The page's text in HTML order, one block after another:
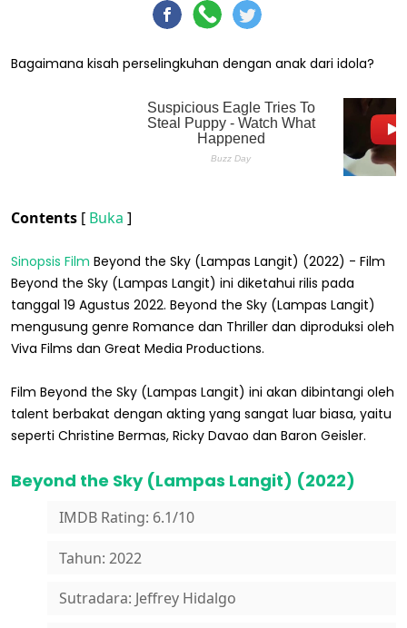
Bagaimana kisah perselingkuhan dengan anak dari idola?
Contents [ Buka ]
Sinopsis Film Beyond the Sky (Lampas Langit) (2022) - Film
Beyond the Sky (Lampas Langit) ini diketahui rilis pada
tanggal 19 Agustus 2022. Beyond the Sky (Lampas Langit)
mengusung genre Romance dan Thriller dan diproduksi oleh
Viva Films dan Great Media Productions.
Film Beyond the Sky (Lampas Langit) ini akan dibintangi oleh
talent berbakat dengan akting yang sangat luar biasa, yaitu
seperti Christine Bermas, Ricky Davao dan Baron Geisler.
Beyond the Sky (Lampas Langit) (2022)
IMDB Rating: 6.1/10
Tahun: 2022
Sutradara: Jeffrey Hidalgo